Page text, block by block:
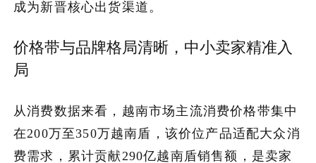
成为新晋核心出货渠道。
价格带与品牌格局清晰，中小卖家精准入
局
从消费数据来看，越南市场主流消费价格带集中
在200万至350万越南盾，该价位产品适配大众消
费需求，累计贡献290亿越南盾销售额，是卖家